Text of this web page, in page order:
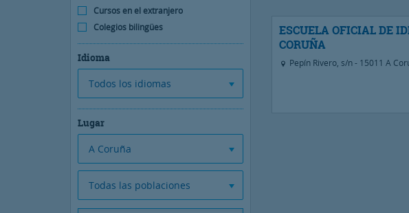
Cursos en el extranjero
Colegios bilingües
Idioma
Todos los idiomas
Lugar
A Coruña
Todas las poblaciones
ESCUELA OFICIAL DE
CORUÑA
Pepín Rivero, s/n - 15011 A